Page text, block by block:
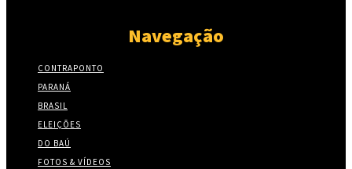
Navegação
CONTRAPONTO
PARANÁ
BRASIL
ELEIÇÕES
DO BAÚ
FOTOS & VÍDEOS